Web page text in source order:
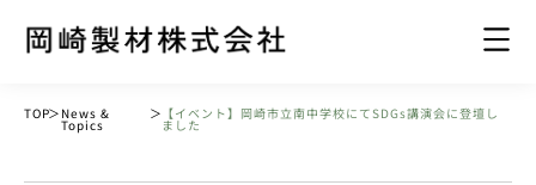
TOP＞ News &
Topics
＞ 【イベント】岡崎市立南中学校にてSDGs講演会に登壇し
ました